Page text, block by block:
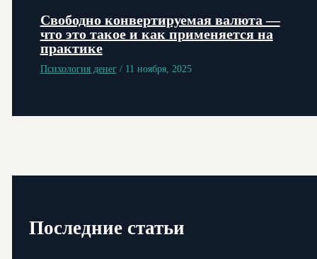
Последние статьи
Свободно конвертируемая валюта —
что это такое и как применяется на
практике
Психология денег/ 11 ноября, 2025